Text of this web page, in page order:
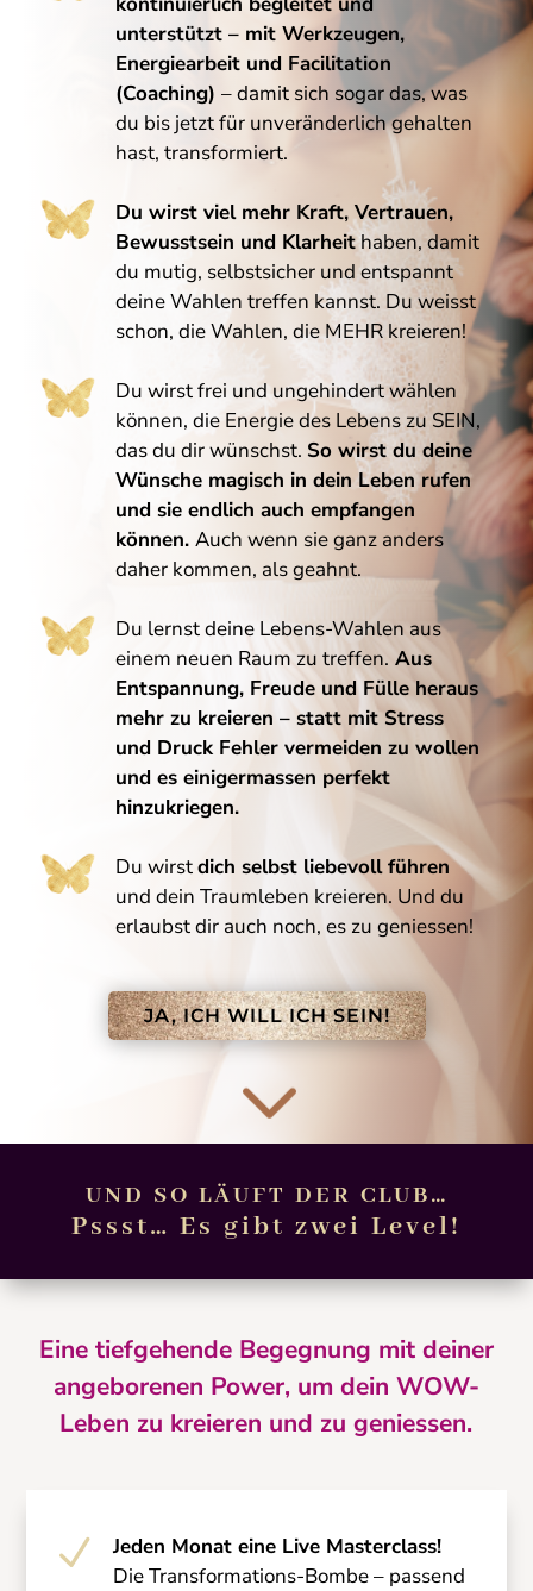
unterstützt – mit Werkzeugen,
Energiearbeit und Facilitation
(Coaching) – damit sich sogar das, was
du bis jetzt für unveränderlich gehalten
hast, transformiert.
Du wirst viel mehr Kraft, Vertrauen,
Bewusstsein und Klarheithaben, damit
du mutig, selbstsicher und entspannt
deine Wahlen treffen kannst. Du weisst
schon, die Wahlen, die MEHR kreieren!
Du wirst frei und ungehindert wählen
können, die Energie des Lebens zu SEIN,
das du dir wünschst. So wirst du deine
Wünsche magisch in dein Leben rufen
und sie endlich auch empfangen
können. Auch wenn sie ganz anders
daher kommen, als geahnt.
Du lernst deine Lebens-Wahlen aus
einem neuen Raum zu treffen. Aus
Entspannung, Freude und Fülle heraus
mehr zu kreieren – statt mit Stress
und Druck Fehler vermeiden zu wollen
und es einigermassen perfekt
hinzukriegen.
Du wirstdich selbst liebevoll führen
und dein Traumleben kreieren. Und du
erlaubst dir auch noch, es zu geniessen!
JA, ICH WILL ICH SEIN!
3
UND SO LÄUFT DER CLUB…
Pssst… Es gibt zwei Level!
Eine tiefgehende Begegnung mit deiner
angeborenen Power, um dein WOW-
Leben zu kreieren und zu geniessen.
N
Jeden Monat eine Live Masterclass!
Die Transformations-Bombe – passend